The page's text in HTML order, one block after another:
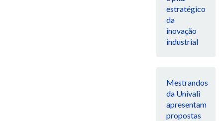
estratégico
da
inovação
industrial
Mestrandos
da Univali
apresentam
propostas